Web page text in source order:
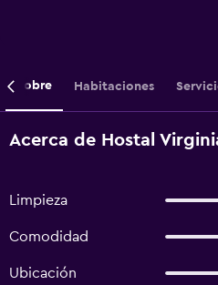
Sobre Habitaciones
Acerca de Hostal
Limpieza
Comodidad
Ubicación